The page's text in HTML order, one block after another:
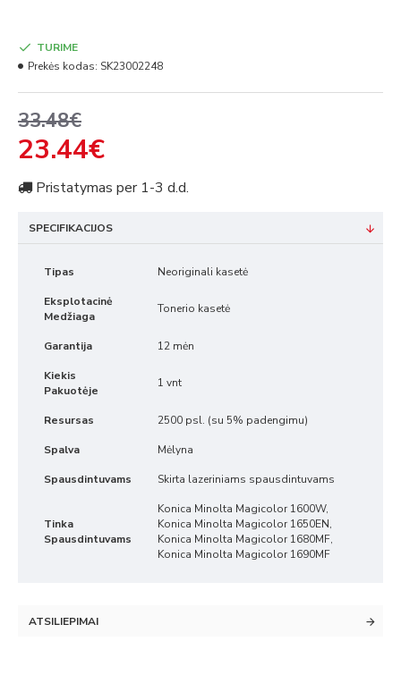
33.48€
23.44€
TURIME
Prekės kodas: SK23002248
Pristatymas per 1-3 d.d.
SPECIFIKACIJOS
Tipas Neoriginali kasetė
Eksplotacinė
Medžiaga
Tonerio kasetė
Garantija 12 mėn
Kiekis
Pakuotėje
1 vnt
Resursas 2500 psl. (su 5% padengimu)
Spalva Mėlyna
Spausdintuvams Skirta lazeriniams spausdintuvams
Tinka
Spausdintuvams
Konica Minolta Magicolor 1600W,
Konica Minolta Magicolor 1650EN,
Konica Minolta Magicolor 1680MF,
Konica Minolta Magicolor 1690MF
ATSILIEPIMAI